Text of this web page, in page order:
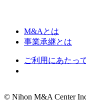
M&Aとは
事業承継とは
ご利用にあたっ
© Nihon M&A Center